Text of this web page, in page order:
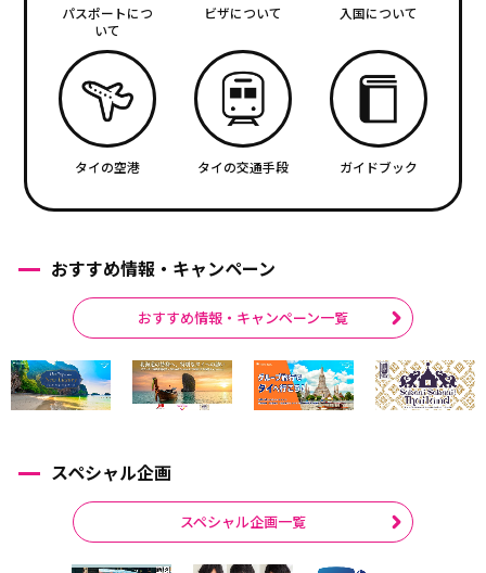
パスポートにつ
いて
ビザについて 入国について
タイの空港 タイの交通手段 ガイドブック
おすすめ情報・キャンペーン
おすすめ情報・キャンペーン一覧
スペシャル企画
スペシャル企画一覧